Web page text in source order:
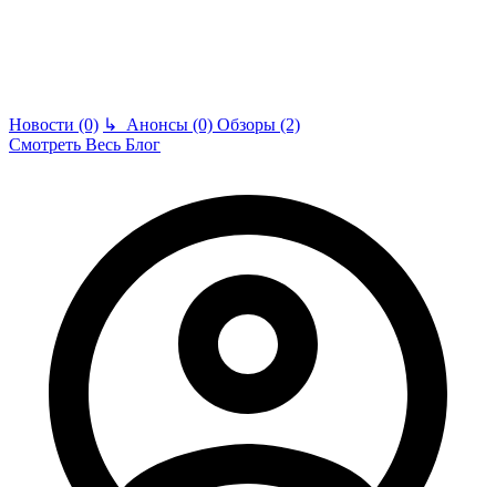
Новости (0) ↳ Анонсы (0) Обзоры (2)
Смотреть Весь Блог